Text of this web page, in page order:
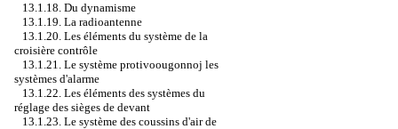
13.1.18. Du dynamisme
13.1.19. La radioantenne
13.1.20. Les éléments du système de la
croisière contrôle
13.1.21. Le système protivoougonnoj les
systèmes d'alarme
13.1.22. Les éléments des systèmes du
réglage des sièges de devant
13.1.23. Le système des coussins d'air de